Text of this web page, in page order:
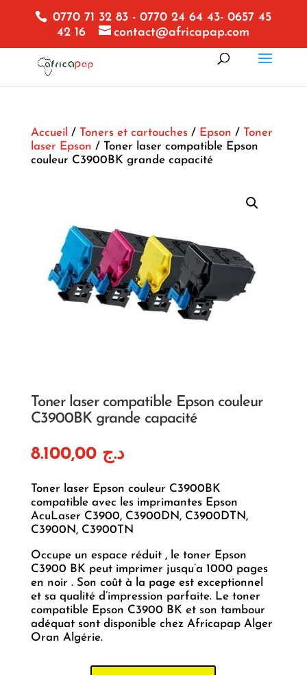
0770 71 32 83 - 0770 24 64 43- 0657 45
42 16
contact@africapap.com
Accueil / Toners et cartouches/ Epson / Toner
laser Epson / Toner laser compatible Epson
couleur C3900BK grande capacité
Toner laser compatible Epson couleur
C3900BK grande capacité
د.ج 8.100,00
Toner laser Epson couleur C3900BK
compatible avec les imprimantes Epson
AcuLaser C3900, C3900DN, C3900DTN,
C3900N, C3900TN
Occupe un espace réduit , le toner Epson
C3900 BK peut imprimer jusqu’a 1000 pages
en noir . Son coût à la page est exceptionnel
et sa qualité d’impression parfaite. Le toner
compatible Epson C3900 BK et son tambour
adéquat sont disponible chez Africapap Alger
Oran Algérie.